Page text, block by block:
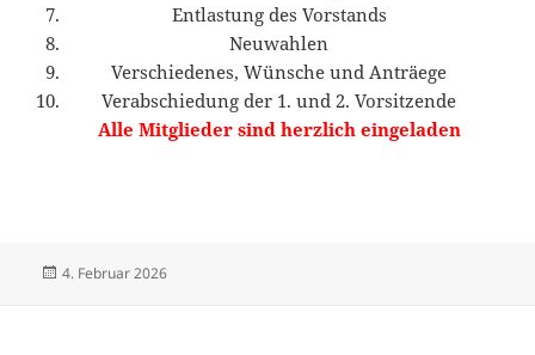
Entlastung des Vorstands
Neuwahlen
Verschiedenes, Wünsche und Anträege
Verabschiedung der 1. und 2. Vorsitzende
Alle Mitglieder sind herzlich eingeladen
Veröffentlicht
4. Februar 2026